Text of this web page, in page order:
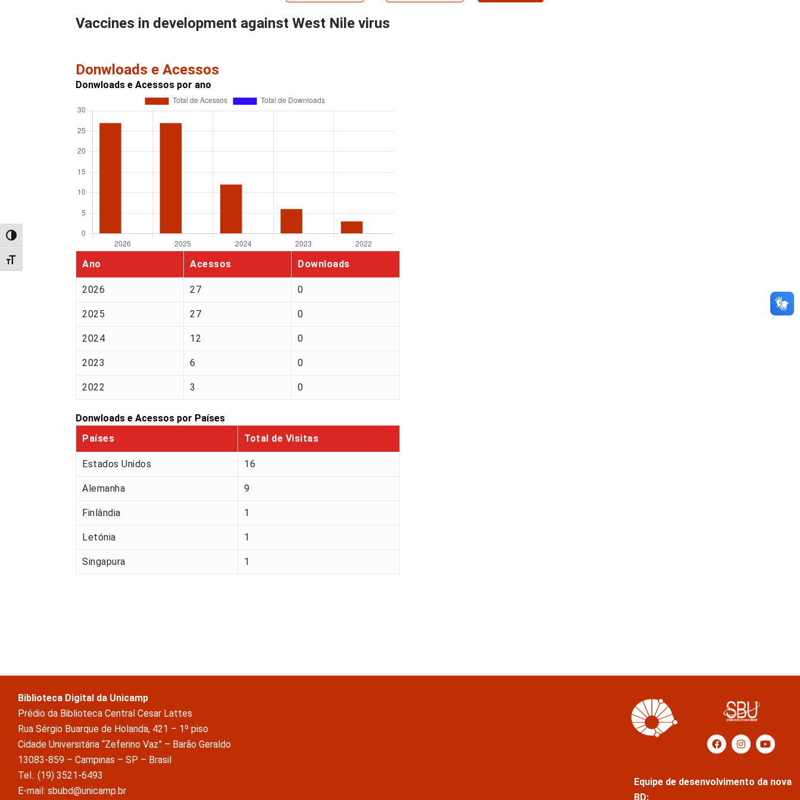
Alternar alto contraste
Alternar tamanho da fonte
Vaccines in development against West Nile virus
Donwloads e Acessos
Donwloads e Acessos por ano
Ano Acessos Downloads
2026 27 0
2025 27 0
2024 12 0
2023 6 0
2022 3 0
Donwloads e Acessos por Países
Países
Total de Visitas
Estados Unidos 16
Alemanha 9
Finlândia 1
Letónia 1
Singapura 1
Biblioteca Digital da Unicamp
Prédio da Biblioteca Central Cesar Lattes
Rua Sérgio Buarque de Holanda, 421 – 1º piso
Cidade Universitária “Zeferino Vaz” – Barão Geraldo
13083-859 – Campinas – SP – Brasil
Tel.: (19) 3521-6493
E-mail: sbubd@unicamp.br
Equipe de desenvolvimento da nova
BD: